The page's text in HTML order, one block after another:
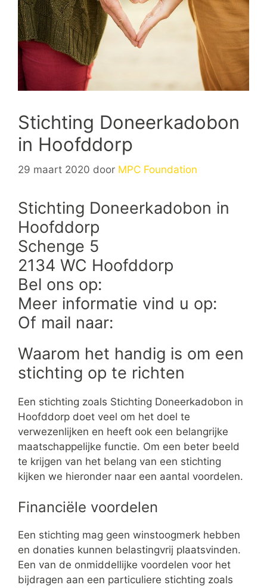
Stichting Doneerkadobon
in Hoofddorp
29 maart 2020 door MPC Foundation
Stichting Doneerkadobon in
Hoofddorp
Schenge 5
2134 WC Hoofddorp
Bel ons op:
Meer informatie vind u op:
Of mail naar:
Waarom het handig is om een
stichting op te richten
Een stichting zoals Stichting Doneerkadobon in
Hoofddorp doet veel om het doel te
verwezenlijken en heeft ook een belangrijke
maatschappelijke functie. Om een beter beeld
te krijgen van het belang van een stichting
kijken we hieronder naar een aantal voordelen.
Financiële voordelen
Een stichting mag geen winstoogmerk hebben
en donaties kunnen belastingvrij plaatsvinden.
Een van de onmiddellijke voordelen voor het
bijdragen aan een particuliere stichting zoals